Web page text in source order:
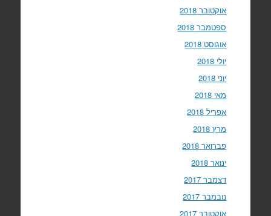
אוקטובר 2018
ספטמבר 2018
אוגוסט 2018
יולי 2018
יוני 2018
מאי 2018
אפריל 2018
מרץ 2018
פברואר 2018
ינואר 2018
דצמבר 2017
נובמבר 2017
אוקטובר 2017